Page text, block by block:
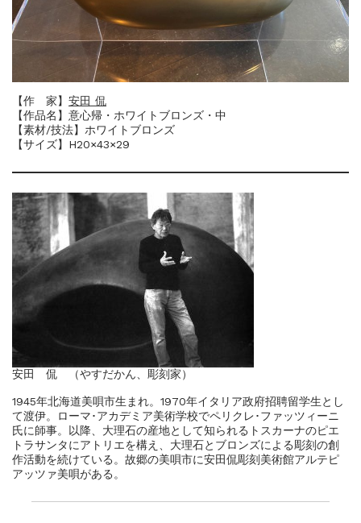
【作 家】 安田 侃
【作品名】意心帰・ホワイトブロンズ・中
【素材/技法】ホワイトブロンズ
【サイズ】H20×43×29
安田 侃 （やすだかん、彫刻家）
1945年北海道美唄市生まれ。1970年イタリア政府招聘留学生とし
て渡伊。ローマ･アカデミア美術学校でペリクレ･ファッツィーニ
氏に師事。以降、大理石の産地として知られるトスカーナのピエ
トラサンタにアトリエを構え、大理石とブロンズによる彫刻の創
作活動を続けている。故郷の美唄市に安田侃彫刻美術館アルテピ
アッツァ美唄がある。